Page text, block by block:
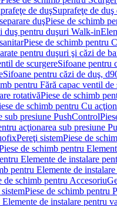
de duşSuprafeţe de
duşPiese de schimb
duş pentru duşuri Walk-in
Piese de schimb pentru
pentru duşuri şi căzi de
de scurgereSifoane pentru
Sifoane pentru căzi de duş,
pentru Fără capac ventil de
rotativăPiese de schimb
de schimb pentru Cu
sub presiune PushControl
acţionarea sub presiune
Pereţi sistemPiese de
de schimb pentru
Elemente de instalare
pentru Elemente de
de schimb pentru Accesoriu
Piese de schimb pentru
de instalare pentru